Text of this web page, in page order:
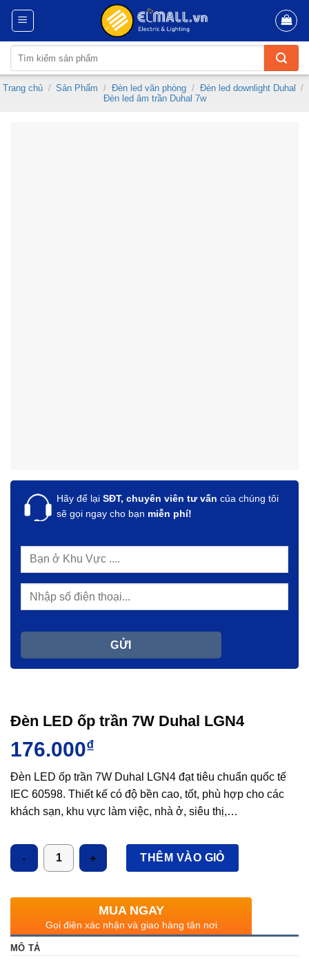
Skip
content
kiếm:
Trang chủ / Sản Phẩm / Đèn led văn phòng / Đèn led downlight Duhal
/
Đèn led âm trần Duhal 7w
Hãy để lại SĐT, chuyên viên tư vấn của chúng tôi
sẽ gọi ngay cho bạn miễn phí!
Đèn LED ốp trần 7W Duhal LGN4
176.000₫
Đèn LED ốp trần 7W Duhal LGN4 đạt tiêu chuẩn quốc tế
IEC 60598. Thiết kế có độ bền cao, tốt, phù hợp cho các
khách sạn, khu vực làm việc, nhà ở, siêu thị,…
Số lượng
THÊM VÀO GIỎ
MUA NGAY
Gọi điện xác nhận và giao hàng tận nơi
MÔ TẢ